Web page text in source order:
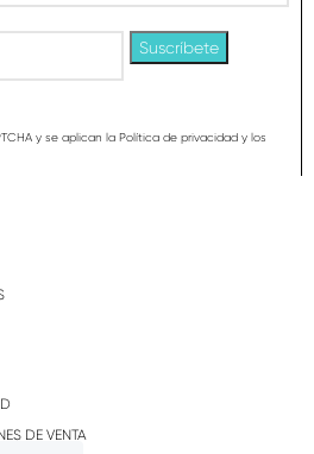
y se aplican la Política de privacidad y los
DE VENTA